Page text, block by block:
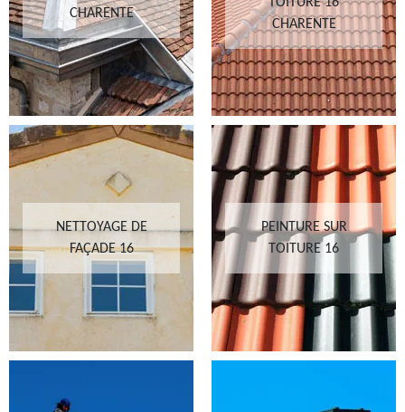
CHARENTE
CHARENTE
NETTOYAGE DE
FAÇADE 16
PEINTURE SUR
TOITURE 16